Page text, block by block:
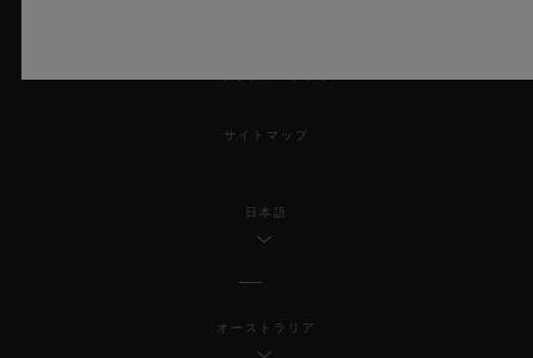
サイトマップ
日本語
オーストラリア